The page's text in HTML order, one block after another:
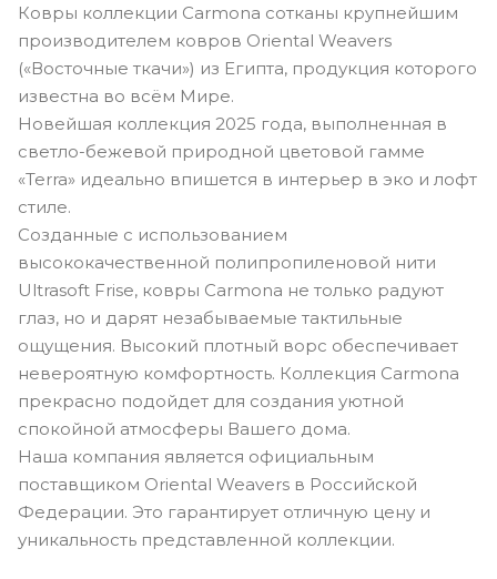
Ковры коллекции Carmona сотканы крупнейшим
производителем ковров Oriental Weavers
(«Восточные ткачи») из Египта, продукция которого
известна во всём Мире.
Новейшая коллекция 2025 года, выполненная в
светло-бежевой природной цветовой гамме
«Terra» идеально впишется в интерьер в эко и лофт
стиле.
Созданные с использованием
высококачественной полипропиленовой нити
Ultrasoft Frise, ковры Carmona не только радуют
глаз, но и дарят незабываемые тактильные
ощущения. Высокий плотный ворс обеспечивает
невероятную комфортность. Коллекция Carmona
прекрасно подойдет для создания уютной
спокойной атмосферы Вашего дома.
Наша компания является официальным
поставщиком Oriental Weavers в Российской
Федерации. Это гарантирует отличную цену и
уникальность представленной коллекции.